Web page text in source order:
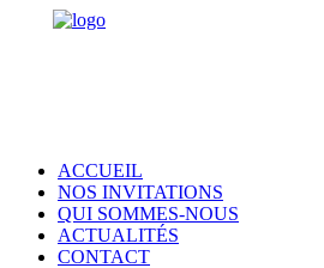
ACCUEIL
NOS INVITATIONS
QUI SOMMES-NOUS
ACTUALITÉS
CONTACT